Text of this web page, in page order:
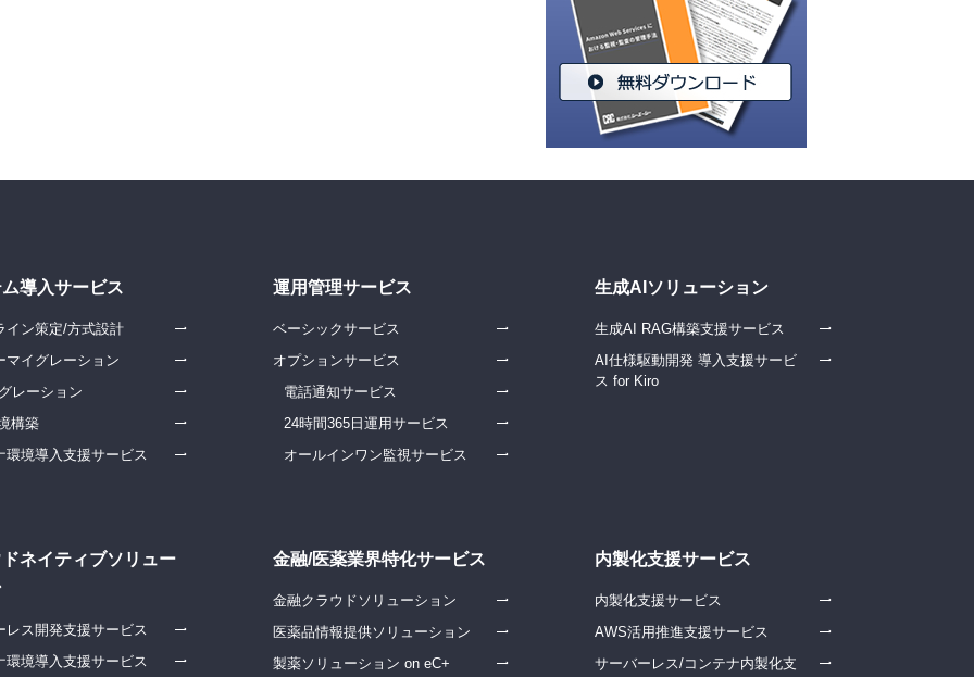
導入サービス
イン策定/方式設計
マイグレーション
レーション
構築
環境導入支援サービス
運用管理サービス
ベーシックサービス
オプションサービス
電話通知サービス
24時間365日運用サービス
オールインワン監視サービス
生成AIソリューション
生成AI RAG構築支援サービス
AI仕様駆動開発 導入支援サービ
ス for Kiro
ネイティブソリュー
レス開発支援サービス
環境導入支援サービス
金融/医薬業界特化サービス
金融クラウドソリューション
医薬品情報提供ソリューション
製薬ソリューション on eC+
内製化支援サービス
内製化支援サービス
AWS活用推進支援サービス
サーバーレス/コンテナ内製化支